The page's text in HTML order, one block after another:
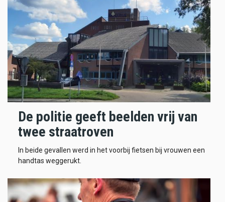
De politie geeft beelden vrij van
twee straatroven
In beide gevallen werd in het voorbij fietsen bij vrouwen een
handtas weggerukt.